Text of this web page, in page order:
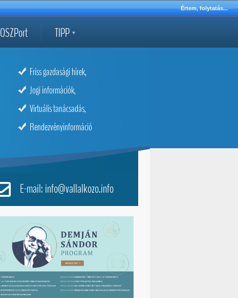
Értem, folytatás...
TIPP
Friss gazdasági hírek,
Jogi információk,
Virtuális tanácsadás,
Rendezvényinformáció
E-mail: info@vallalkozo.info